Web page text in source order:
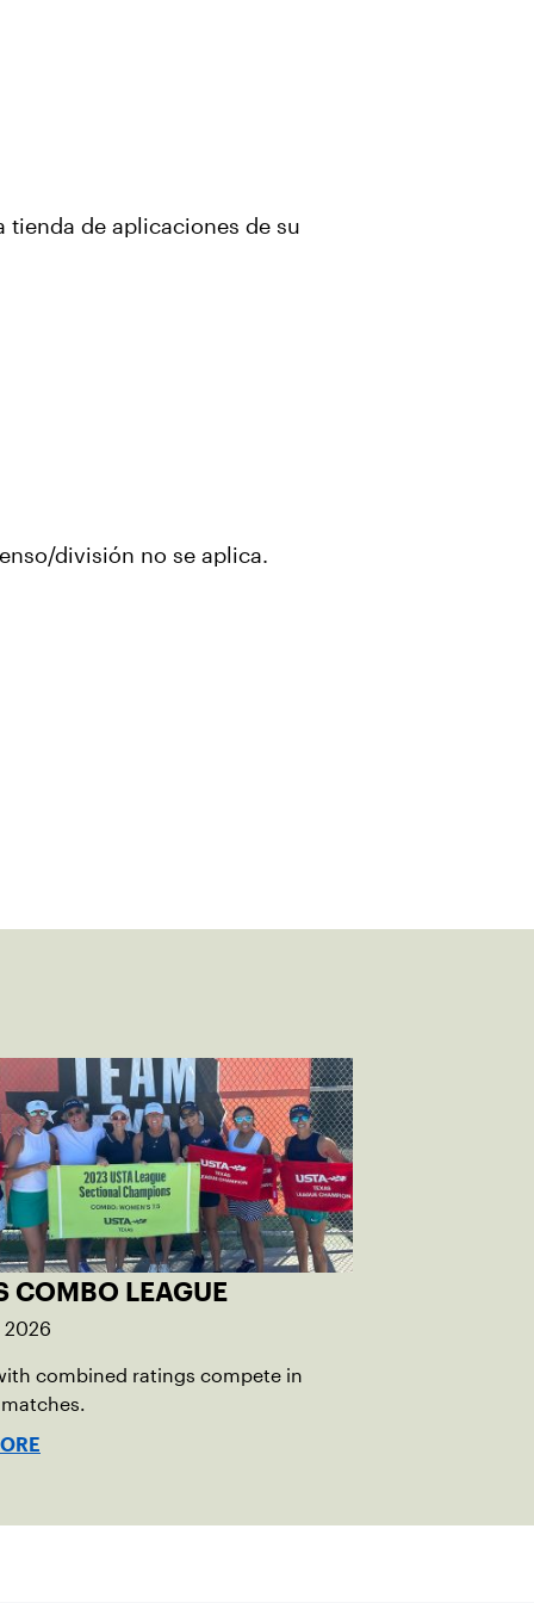
tienda de aplicaciones de su
división no se aplica.
COMBO LEAGUE
2026
combined ratings compete in